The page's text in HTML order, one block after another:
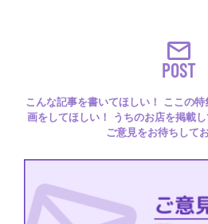
POST
こんな記事を書いてほしい！ ここの
画をしてほしい！ うちのお店を掲載
ご意見をお待ちして